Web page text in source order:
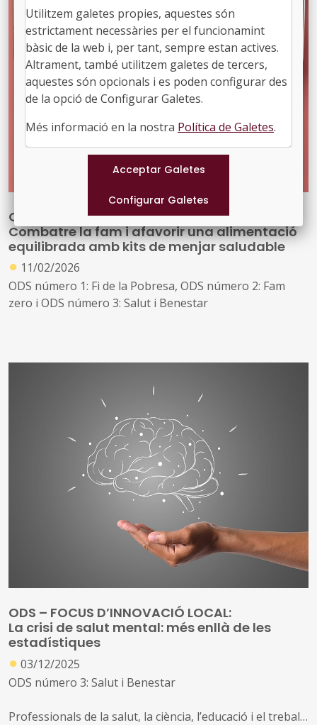
Aquesta combinació permet un enriquidor contacte
intergeneracional que aporta beneficis per als dos
col·lectius
ODS – FOCUS D’INNOVACIÓ LOCAL:
Combatre la fam i afavorir una alimentació
equilibrada amb kits de menjar saludable
● 11/02/2026
ODS número 1: Fi de la Pobresa, ODS número 2: Fam
zero i ODS número 3: Salut i Benestar
barris desafavorits de moltes de ciutats, també del món
La Universitat de Florida ha ideat un sistema innovador
per facilitar als col·lectius que ho necessitin l'accés a una
dieta sana: es tracta de la distribució de kits d'aliments
saludables que inclouen un fulletó nutricional, algunes
receptes per cuinar els productes lliurats i un utensili
per poder-los cuinar
ODS – FOCUS D’INNOVACIÓ LOCAL:
La crisi de salut mental: més enllà de les
estadístiques
● 03/12/2025
ODS número 3: Salut i Benestar
Professionals de la salut, la ciència, l’educació i el treball
Utilitzem galetes propies, aquestes són
estrictament necessàries per el funcionamint
bàsic de la web i, per tant, sempre estan actives.
Altrament, també utilitzem galetes de tercers,
aquestes són opcionals i es poden configurar des
de la opció de Configurar Galetes.
Més informació en la nostra Política de Galetes.